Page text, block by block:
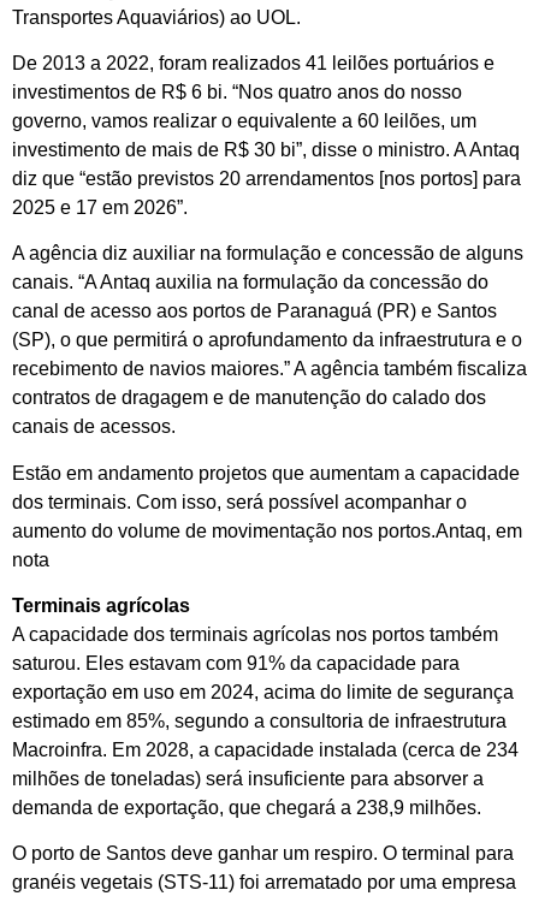
Transportes Aquaviários) ao UOL.
De 2013 a 2022, foram realizados 41 leilões portuários e
investimentos de R$ 6 bi. “Nos quatro anos do nosso
governo, vamos realizar o equivalente a 60 leilões, um
investimento de mais de R$ 30 bi”, disse o ministro. A Antaq
diz que “estão previstos 20 arrendamentos [nos portos] para
2025 e 17 em 2026”.
A agência diz auxiliar na formulação e concessão de alguns
canais. “A Antaq auxilia na formulação da concessão do
canal de acesso aos portos de Paranaguá (PR) e Santos
(SP), o que permitirá o aprofundamento da infraestrutura e o
recebimento de navios maiores.” A agência também fiscaliza
contratos de dragagem e de manutenção do calado dos
canais de acessos.
Estão em andamento projetos que aumentam a capacidade
dos terminais. Com isso, será possível acompanhar o
aumento do volume de movimentação nos portos.Antaq, em
nota
Terminais agrícolas
A capacidade dos terminais agrícolas nos portos também
saturou. Eles estavam com 91% da capacidade para
exportação em uso em 2024, acima do limite de segurança
estimado em 85%, segundo a consultoria de infraestrutura
Macroinfra. Em 2028, a capacidade instalada (cerca de 234
milhões de toneladas) será insuficiente para absorver a
demanda de exportação, que chegará a 238,9 milhões.
O porto de Santos deve ganhar um respiro. O terminal para
granéis vegetais (STS-11) foi arrematado por uma empresa